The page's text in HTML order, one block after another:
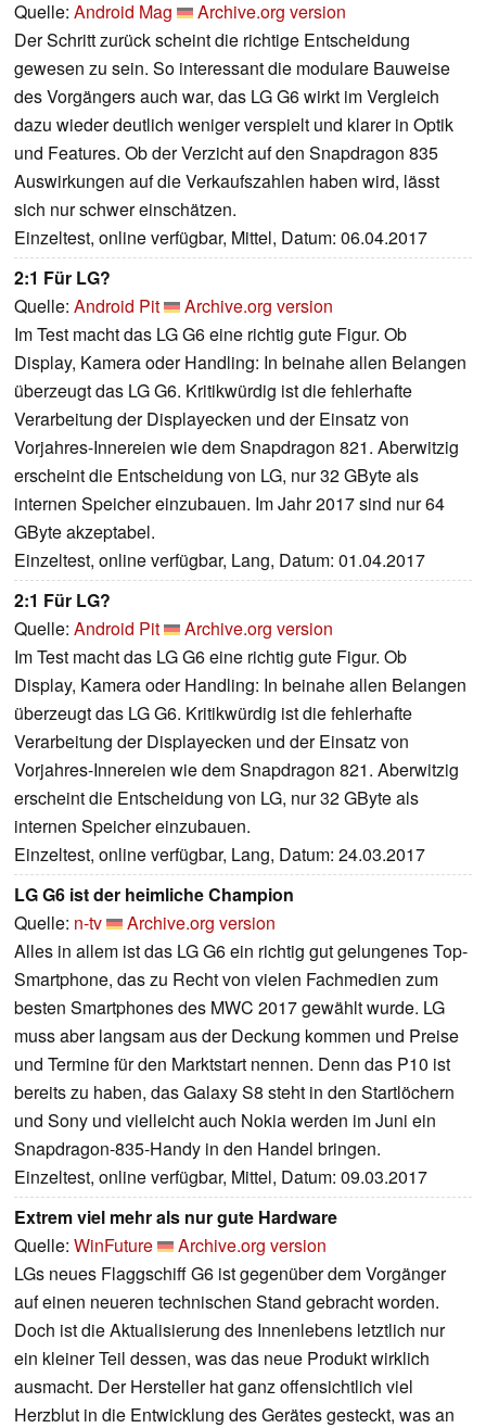
Quelle: Android Mag
Archive.org version
Der Schritt zurück scheint die richtige Entscheidung
gewesen zu sein. So interessant die modulare Bauweise
des Vorgängers auch war, das LG G6 wirkt im Vergleich
dazu wieder deutlich weniger verspielt und klarer in Optik
und Features. Ob der Verzicht auf den Snapdragon 835
Auswirkungen auf die Verkaufszahlen haben wird, lässt
sich nur schwer einschätzen.
Einzeltest, online verfügbar, Mittel, Datum: 06.04.2017
2:1 Für LG?
Quelle: Android Pit
Archive.org version
Im Test macht das LG G6 eine richtig gute Figur. Ob
Display, Kamera oder Handling: In beinahe allen Belangen
überzeugt das LG G6. Kritikwürdig ist die fehlerhafte
Verarbeitung der Displayecken und der Einsatz von
Vorjahres-Innereien wie dem Snapdragon 821. Aberwitzig
erscheint die Entscheidung von LG, nur 32 GByte als
internen Speicher einzubauen. Im Jahr 2017 sind nur 64
GByte akzeptabel.
Einzeltest, online verfügbar, Lang, Datum: 01.04.2017
2:1 Für LG?
Quelle: Android Pit
Archive.org version
Im Test macht das LG G6 eine richtig gute Figur. Ob
Display, Kamera oder Handling: In beinahe allen Belangen
überzeugt das LG G6. Kritikwürdig ist die fehlerhafte
Verarbeitung der Displayecken und der Einsatz von
Vorjahres-Innereien wie dem Snapdragon 821. Aberwitzig
erscheint die Entscheidung von LG, nur 32 GByte als
internen Speicher einzubauen.
Einzeltest, online verfügbar, Lang, Datum: 24.03.2017
LG G6 ist der heimliche Champion
Quelle: n-tv
Archive.org version
Alles in allem ist das LG G6 ein richtig gut gelungenes Top-
Smartphone, das zu Recht von vielen Fachmedien zum
besten Smartphones des MWC 2017 gewählt wurde. LG
muss aber langsam aus der Deckung kommen und Preise
und Termine für den Marktstart nennen. Denn das P10 ist
bereits zu haben, das Galaxy S8 steht in den Startlöchern
und Sony und vielleicht auch Nokia werden im Juni ein
Snapdragon-835-Handy in den Handel bringen.
Einzeltest, online verfügbar, Mittel, Datum: 09.03.2017
Extrem viel mehr als nur gute Hardware
Quelle: WinFuture
Archive.org version
LGs neues Flaggschiff G6 ist gegenüber dem Vorgänger
auf einen neueren technischen Stand gebracht worden.
Doch ist die Aktualisierung des Innenlebens letztlich nur
ein kleiner Teil dessen, was das neue Produkt wirklich
ausmacht. Der Hersteller hat ganz offensichtlich viel
Herzblut in die Entwicklung des Gerätes gesteckt, was an